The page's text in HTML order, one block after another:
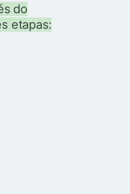
do
etapas: